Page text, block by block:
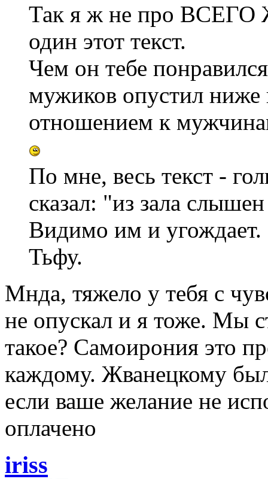
Так я ж не про ВСЕГО
один этот текст.
Чем он тебе
мужиков опустил ниже
отношением к
По мне, весь текст -
сказал: "из зала
Видимо им и угождает.
Тьфу.
Мнда, тяжело у тебя с
не опускал и я тоже. Мы
такое? Самоирония это
каждому. Жванецкому
если ваше желание не
оплачено
iriss